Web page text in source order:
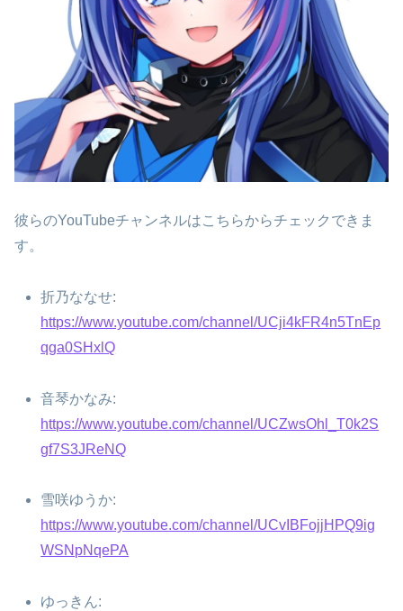
彼らのYouTubeチャンネルはこちらからチェックできま
す。
折乃ななせ:
https://www.youtube.com/channel/UCji4kFR4n5TnEp
qga0SHxlQ
音琴かなみ:
https://www.youtube.com/channel/UCZwsOhl_T0k2S
gf7S3JReNQ
雪咲ゆうか:
https://www.youtube.com/channel/UCvIBFojjHPQ9ig
WSNpNqePA
ゆっきん: